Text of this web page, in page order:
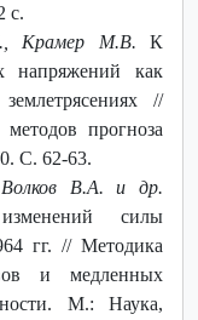
с.
Крамер М.В. К
напряжений как
//
прогноза
С. 62-63.
В.А. и др.
силы
гг. // Методика
и медленных
М.: Наука,